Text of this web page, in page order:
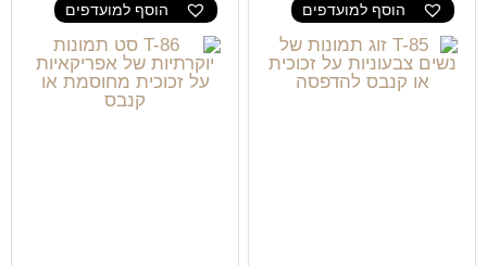
הוסף למועדפים הוסף למועדפים